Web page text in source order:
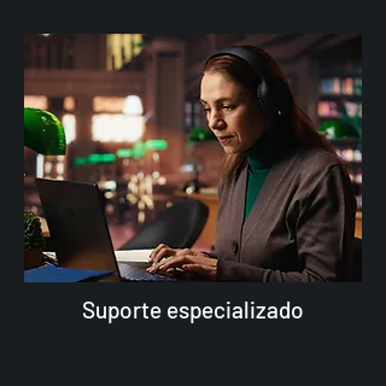
Suporte especializado